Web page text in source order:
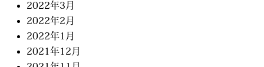
2022年3月
2022年2月
2022年1月
2021年12月